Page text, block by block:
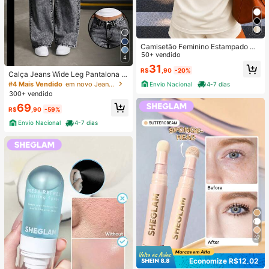
4
Calça Jeans Wide Leg Pantalona F
eminina Cintura Alta Tecido Premiu
m Confortável Grafite
#4 Mais Vendido
em novo Jeans Feminino
300+ vendido
R$69 ,90 -59%
Envio Nacional
4-7 dias
Camisetão Feminino Estampado Co
stas Farmácia Profissão Faculdade
Curso 100% Algodão
50+ vendido
R$31 ,90 -20%
Envio Nacional
4-7 dias
27
Economize R$12,02